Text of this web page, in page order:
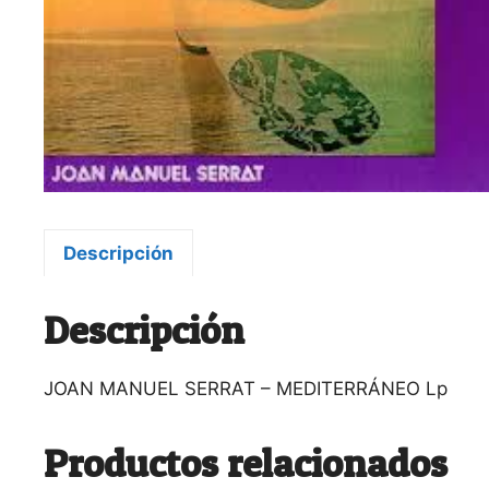
Descripción
Descripción
JOAN MANUEL SERRAT – MEDITERRÁNEO Lp
Productos relacionados